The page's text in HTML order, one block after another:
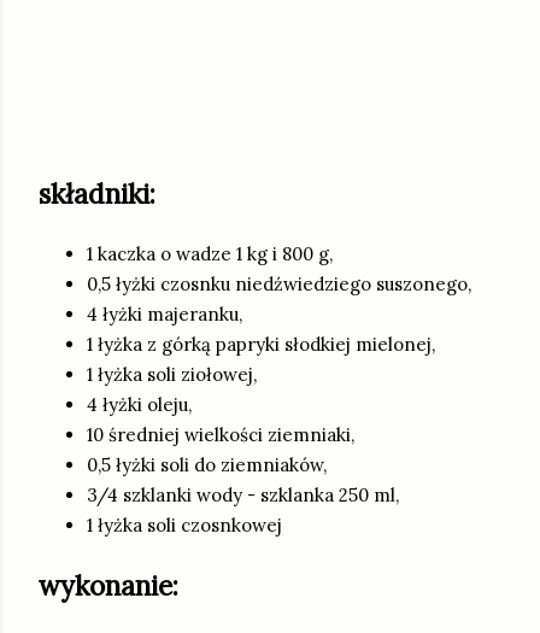
składniki:
1 kaczka o wadze 1 kg i 800 g,
0,5 łyżki czosnku niedźwiedziego suszonego,
4 łyżki majeranku,
1 łyżka z górką papryki słodkiej mielonej,
1 łyżka soli ziołowej,
4 łyżki oleju,
10 średniej wielkości ziemniaki,
0,5 łyżki soli do ziemniaków,
3/4 szklanki wody - szklanka 250 ml,
1 łyżka soli czosnkowej
wykonanie: